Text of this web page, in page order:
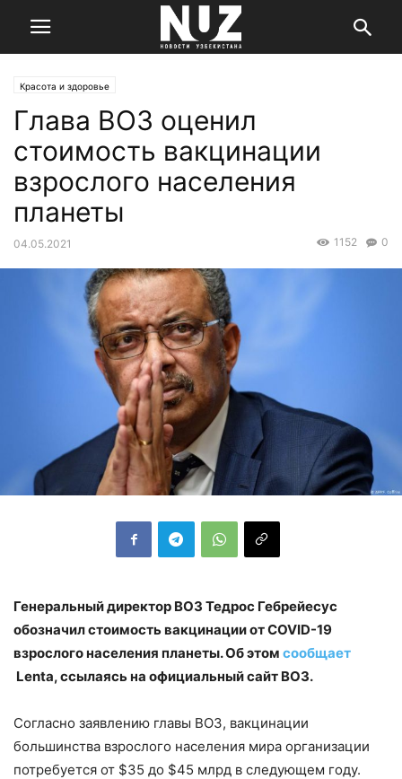
Красота и здоровье
Глава ВОЗ оценил
стоимость вакцинации
взрослого населения
планеты
04.05.2021 0
1152
Генеральный директор ВОЗ Тедрос Гебрейесус
обозначил стоимость вакцинации от COVID-19
взрослого населения планеты. Об этом сообщает
Lenta, ссылаясь на официальный сайт ВОЗ.
Согласно заявлению главы ВОЗ, вакцинации
большинства взрослого населения мира организации
потребуется от $35 до $45 млрд в следующем году.